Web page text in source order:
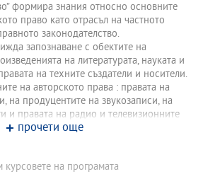
формира знания относно основните
право като отрасъл на частното
законодателство.
запознаване с обектите на
на литературата, науката и
на техните създатели и носители.
на авторското права : правата на
на продуцентите на звукозаписи, на
и правата на радио и телевизионните
е място и на авторските договори –
печат; договорът за създаване и
прочети още
курсовете на програмата